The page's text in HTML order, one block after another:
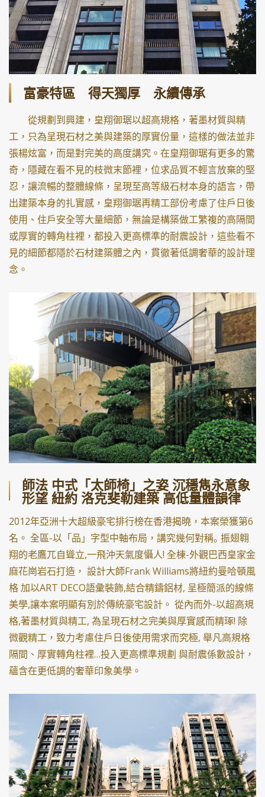
富豪特區 得天獨厚 永續傳承
從規劃到興建，皇翔御琚以超高規格，著墨材質與精
工，只為呈現石材之美與建築的厚實份量，這樣的做法並非
張楊炫富，而是對完美的高度講究。在皇翔御琚有更多的驚
奇，隱藏在看不見的枝微末節裡，位求品質不輕言放棄的堅
忍，讓流暢的整體線條，呈現至高等級石材本身的語言，帶
出建築本身的扎實感，皇翔御琚再精工部份考慮了住戶日後
使用、住戶安全等大量細節，無論是構築做工繁複的高隔間
或厚實的轉角柱裡，都投入更高標準的耐震設計，這些看不
見的細節都隱於石材建築體之內，貫徹著低調奢華的設計理
念。
師法 中式「太師椅」之姿 沉穩雋永意象
形望 紐約 洛克斐勒建築 高低量體韻律
2012年亞洲十大超級豪宅排行榜在香港揭曉，本案榮獲第6
名。 全區-以「品」字型中軸布局，講究幾何對稱｡ 振翅翱
翔的老鷹兀自聳立,一飛沖天氣度懾人! 全棟-外觀巴西皇家金
麻花崗岩石打造， 設計大師Frank Williams將紐約曼哈頓風
格 加以ART DECO語彙裝飾,結合精鑄鋁材, 呈極簡派的線條
美學,讓本案明顯有別於傳統豪宅設計。 從內而外-以超高規
格,著墨材質與精工, 為呈現石材之完美與厚實感而精琢! 除
微觀精工，致力考慮住戶日後使用需求而究極, 舉凡高規格
隔間、厚實轉角柱裡…投入更高標準規劃 與耐震係數設計，
蘊含在更低調的奢華印象美學。